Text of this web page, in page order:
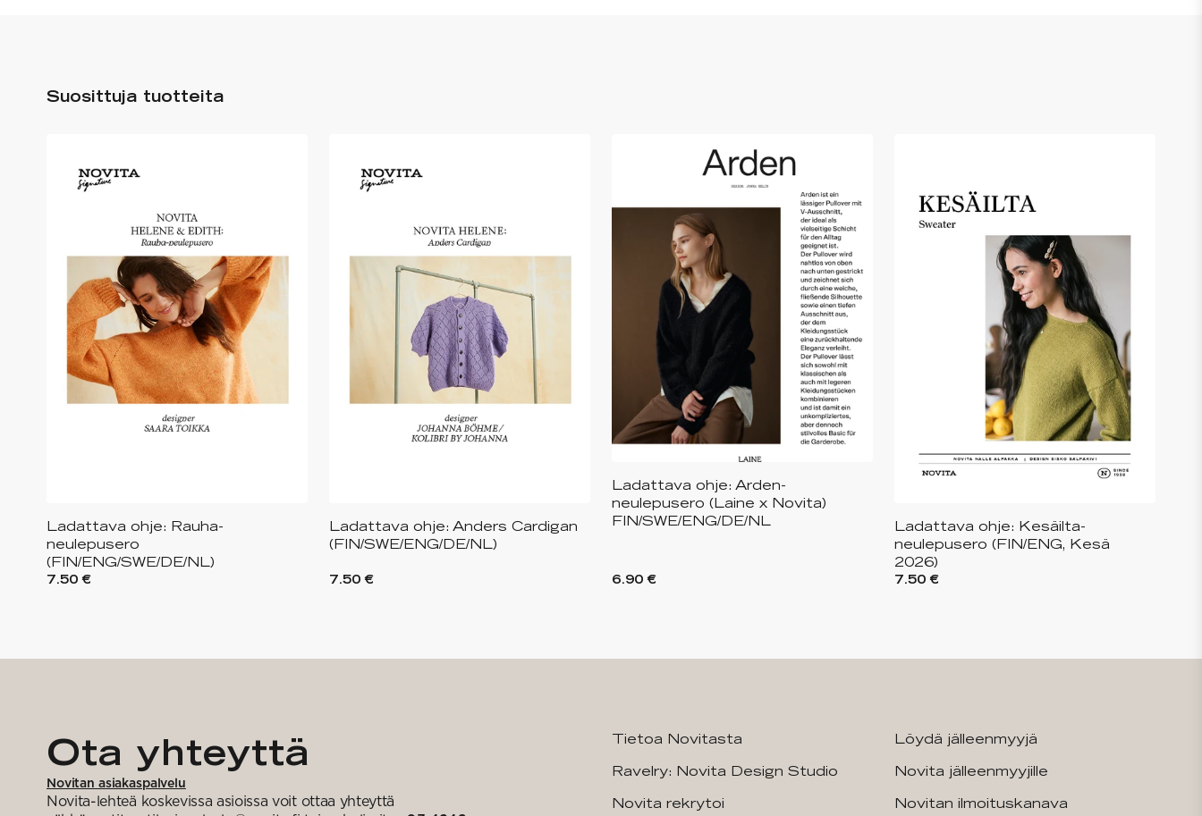
Suosittuja tuotteita
Ladattava ohje: Rauha-
neulepusero
(FIN/ENG/SWE/DE/NL)
7.50 €
Ladattava ohje: Anders Cardigan
(FIN/SWE/ENG/DE/NL)
7.50 €
Ladattava ohje: Arden-
neulepusero (Laine x Novita)
FIN/SWE/ENG/DE/NL
6.90 €
Ladattava ohje: Kesäilta-
neulepusero (FIN/ENG, Kesä
2026)
7.50 €
Ota yhteyttä
Novitan asiakaspalvelu
Novita-lehteä koskevissa asioissa voit ottaa yhteyttä
Tietoa Novitasta
Ravelry: Novita Design Studio
Novita rekrytoi
Löydä jälleenmyyjä
Novita jälleenmyyjille
Novitan ilmoituskanava